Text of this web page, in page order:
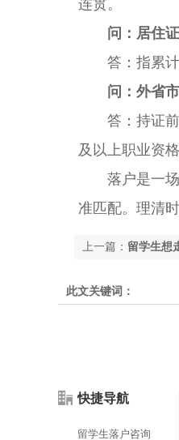
连贯。
问：居住
答：指累计
问：外省
答：持证前
及以上职业资
落户是一场
准匹配。理清
上一篇： 留学生想
此文关键词：
快捷导航
留学生落户咨询